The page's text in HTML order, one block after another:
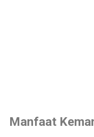
Manfaat